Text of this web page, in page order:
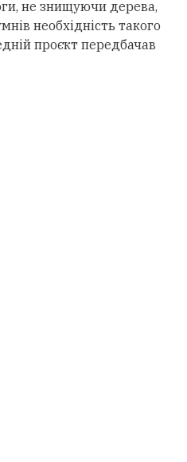
не знищуючи дерева,
необхідність такого
проєкт передбачав